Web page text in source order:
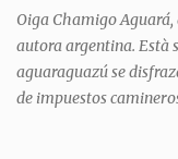
a
r
i
o
Oiga Chamigo Aguará,
autora argentina. Està
aguaraguazú se
de impuestos